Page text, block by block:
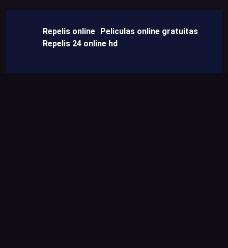
Repelis online Peliculas online gratuitas
Repelis 24 online hd